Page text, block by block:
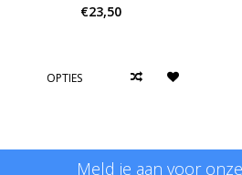
€23,50
OPTIES
Meld je aan voor